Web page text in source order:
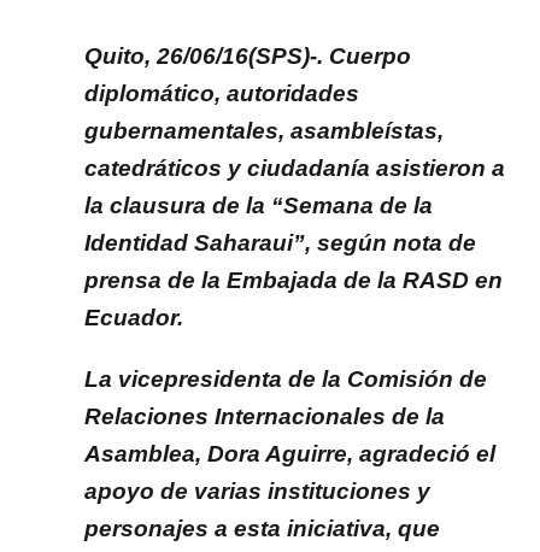
Quito, 26/06/16(SPS)-. Cuerpo
diplomático, autoridades
gubernamentales, asambleístas,
catedráticos y ciudadanía asistieron a
la clausura de la “Semana de la
Identidad Saharaui”, según nota de
prensa de la Embajada de la RASD en
Ecuador.
La vicepresidenta de la Comisión de
Relaciones Internacionales de la
Asamblea, Dora Aguirre, agradeció el
apoyo de varias instituciones y
personajes a esta iniciativa, que